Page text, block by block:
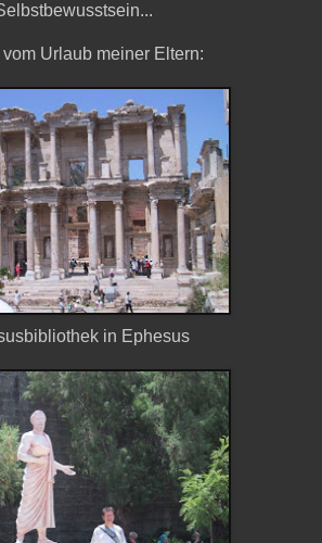
vom Urlaub meiner Eltern:
in Ephesus